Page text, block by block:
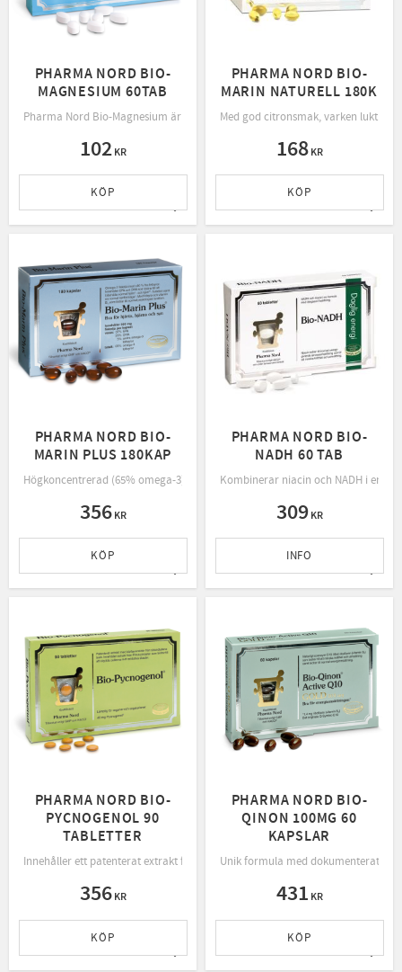
PHARMA NORD BIO-
MAGNESIUM 60TAB
Pharma Nord Bio-Magnesium är ett komplex av tre olika magnesiumsalter.
102KR
Lägg till i favoriter
KÖP
PHARMA NORD BIO-
MARIN NATURELL 180K
Med god citronsmak, varken lukt
168KR
KÖP
PHARMA NORD BIO-
MARIN PLUS 180KAP
Högkoncentrerad (65% omega-3) fiskolja som lätt absorberas
356KR
Lägg till i favoriter
KÖP
PHARMA NORD BIO-
NADH 60 TAB
Kombinerar niacin och NADH i en
309KR
INFO
PHARMA NORD BIO-
PYCNOGENOL 90
TABLETTER
Innehåller ett patenterat extrakt från barken av den franska strandtallen
356KR
Lägg till i favoriter
KÖP
PHARMA NORD BIO-
QINON 100MG 60
KAPSLAR
Unik formula med dokumenterat
431 KR
KÖP